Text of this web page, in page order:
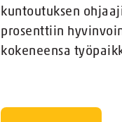
kuntoutuksen
prosenttiin
kokeneensa